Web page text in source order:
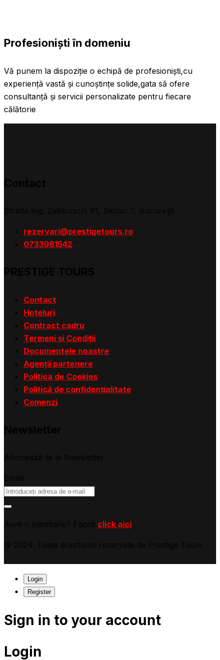
Profesioniști în domeniu
Vă punem la dispoziție o echipă de profesioniști,cu
experiență vastă și cunoștințe solide,gata să ofere
consultanță și servicii personalizate pentru fiecare
călătorie
rezervari@prestigetours.ro
0733981542
Contact
Hoteluri
Contract cadru
Termeni și Condiții
Documentele noastre
Agenții partenere
Politica de Cookies
Politică de confidențialitate
Comenzi
click aici
Login
Register
Sign in to your account
Login